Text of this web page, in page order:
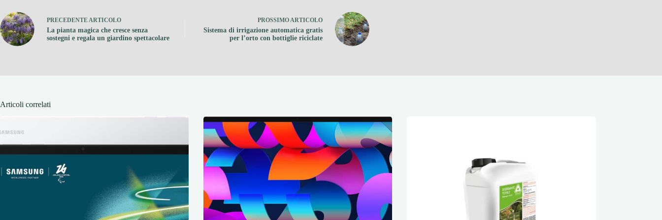
PRECEDENTEARTICOLO
La pianta magica che cresce senza
sostegni e regala un giardino spettacolare
PROSSIMOARTICOLO
Sistema di irrigazione automatica gratis
per l’orto con bottiglie riciclate
Articoli correlati